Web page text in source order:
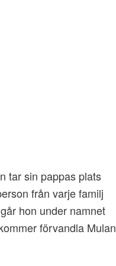
tar sin pappas plats
från varje familj
hon under namnet
förvandla Mulan